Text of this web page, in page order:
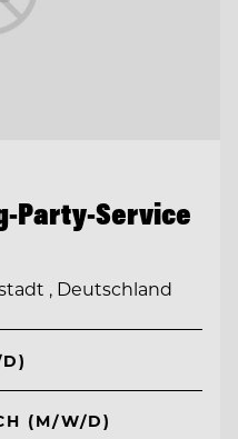
Party-Service
, Deutschland
(M/W/D)